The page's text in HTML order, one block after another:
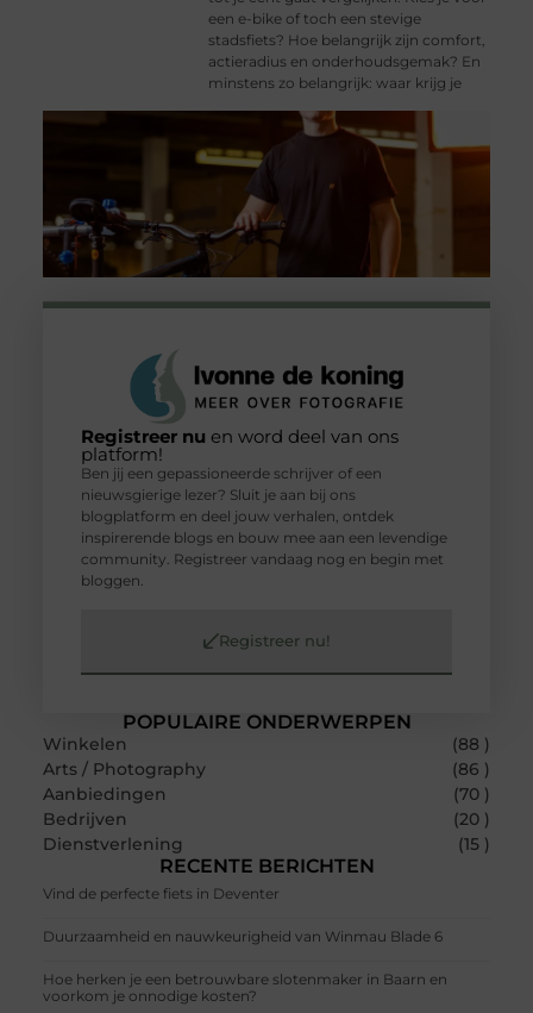
een e-bike of toch een stevige
stadsfiets? Hoe belangrijk zijn comfort,
actieradius en onderhoudsgemak? En
minstens zo belangrijk: waar krijg je
POPULAIRE ONDERWERPEN
Winkelen
(88 )
Arts / Photography
(86 )
Aanbiedingen
(70 )
Bedrijven
(20 )
Dienstverlening
(15 )
RECENTE BERICHTEN
Vind de perfecte fiets in Deventer
Duurzaamheid en nauwkeurigheid van Winmau Blade 6
Hoe herken je een betrouwbare slotenmaker in Baarn en
voorkom je onnodige kosten?
Registreer nu en word deel van ons
platform!
Ben jij een gepassioneerde schrijver of een
nieuwsgierige lezer? Sluit je aan bij ons
blogplatform en deel jouw verhalen, ontdek
inspirerende blogs en bouw mee aan een levendige
community. Registreer vandaag nog en begin met
bloggen.
Registreer nu!